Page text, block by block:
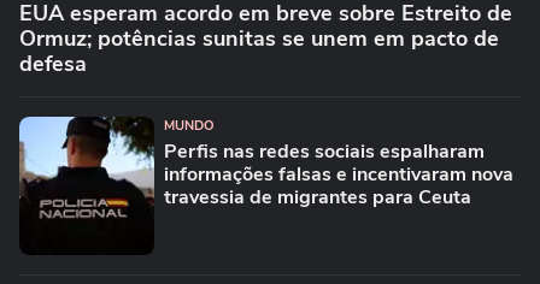
EUA esperam acordo em breve sobre Estreito de
Ormuz; potências sunitas se unem em pacto de
defesa
MUNDO
Perfis nas redes sociais espalharam
informações falsas e incentivaram nova
travessia de migrantes para Ceuta